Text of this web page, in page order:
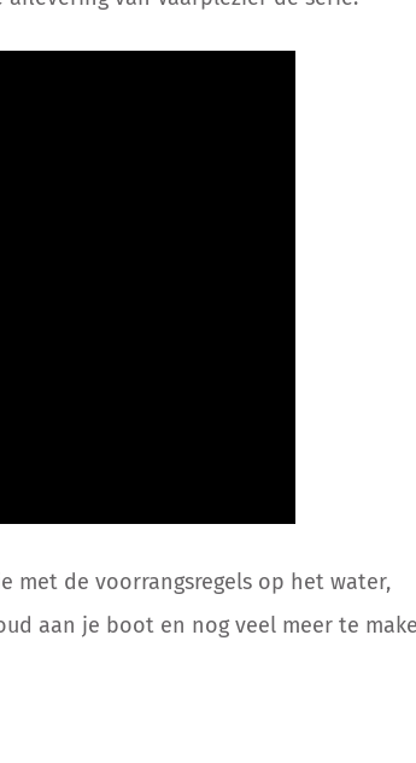
met de voorrangsregels op het water,
aan je boot en nog veel meer te